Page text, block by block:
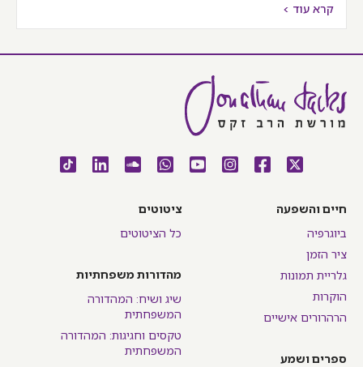
קרא עוד >
חיים והשפעה
ביוגרפיה
ציר הזמן
גלריית תמונות
הוקרות
הרהרורים אישיים
ספרים ושמע
ציטוטים
כל הציטוטים
מהדורות משפחתיות
שיג ושיח: המהדורה
המשפחתית
טקסים וחגיגות: המהדורה
המשפחתית